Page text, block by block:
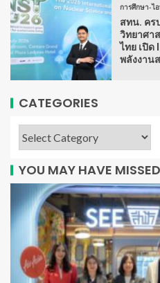
การศึกษา-ไ
สทน. คร
วิทยาศา
ไทย เปิด
พลังงาน
CATEGORIES
YOU MAY HAVE MISSED